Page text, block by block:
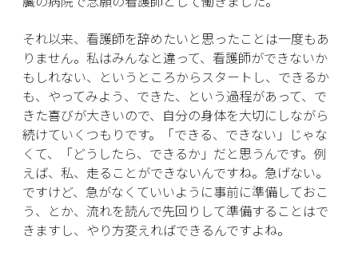
それ以来、看護師を辞めたいと思ったことは一度もあ
りません。私はみんなと違って、看護師ができないか
もしれない、というところからスタートし、できるか
も、やってみよう、できた、という過程があって、で
きた喜びが大きいので、自分の身体を大切にしながら
続けていくつもりです。「できる、できない」じゃな
くて、「どうしたら、できるか」だと思うんです。例
えば、私、走ることができないんですね。急げない。
ですけど、急がなくていいように事前に準備しておこ
う、とか、流れを読んで先回りして準備することはで
きますし、やり方変えればできるんですよね。